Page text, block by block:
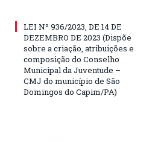
LEI Nº 936/2023, DE 14 DE
DEZEMBRO DE 2023 (Dispõe
sobre a criação, atribuições e
composição do Conselho
Municipal da Juventude –
CMJ do município de São
Domingos do Capim/PA)